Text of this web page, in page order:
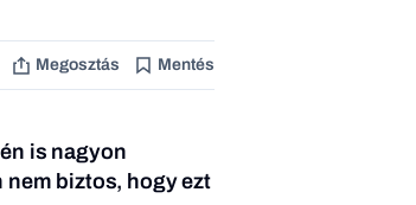
Megosztás Mentés
is nagyon
biztos, hogy ezt